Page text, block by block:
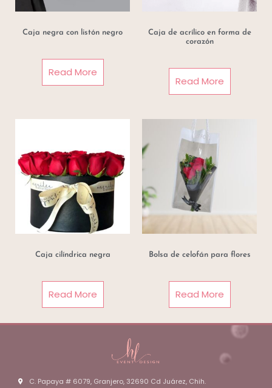
Caja negra con listón negro
Read More
Caja de acrílico en forma de
corazón
Read More
Caja cilíndrica negra
Read More
Bolsa de celofán para flores
Read More
C. Papaya # 6079, Granjero, 32690 Cd Juárez, Chih.